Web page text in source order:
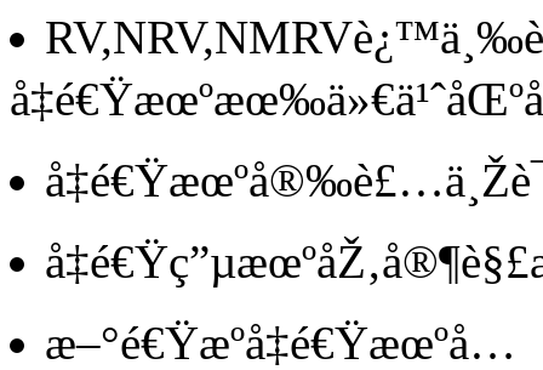
æ–°é€Ÿæºå‡é€Ÿæœºå…